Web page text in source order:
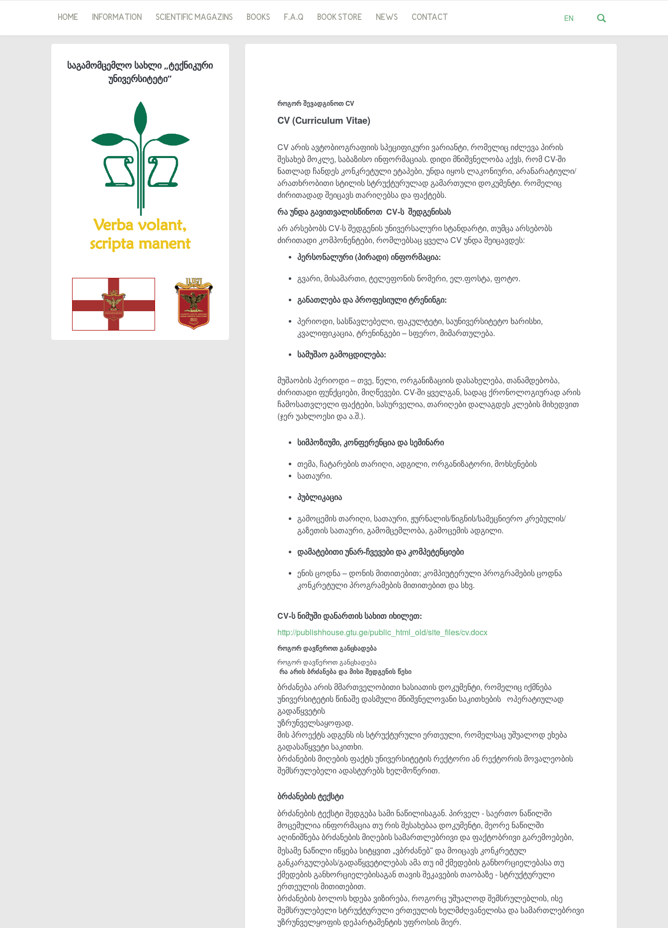
HOME INFORMATION SCIENTIFIC MAGAZINS BOOKS F.A.Q BOOK STORE NEWS CONTACT EN
საგამომცემლო სახლი „ტექნიკური
უნივერსიტეტი“
როგორ შევადგინოთ CV
CV (Curriculum Vitae)
CV არის ავტობიოგრაფიის სპეციფიკური ვარიანტი, რომელიც იძლევა პირის
შესახებ მოკლე, საბაზისო ინფორმაციას. დიდი მნიშვნელობა აქვს, რომ CV-ში
ნათლად ჩანდეს კონკრეტული ეტაპები, უნდა იყოს ლაკონიური, არანარატიული/
არათხრობითი სტილის სტრუქტურულად გამართული დოკუმენტი. რომელიც
ძირითადად შეიცავს თარიღებსა და ფაქტებს.
რაუნდაგავითვალისწინოთCV-ს შედგენისას
არ არსებობს CV-ს შედგენის უნივერსალური სტანდარტი, თუმცა არსებობს
ძირითადი კომპონენტები, რომლებსაც ყველა CV უნდა შეიცავდეს:
პერსონალური (პირადი) ინფორმაცია:
გვარი, მისამართი, ტელეფონის ნომერი, ელ.ფოსტა, ფოტო.
განათლებადაპროფესიულიტრენინგი:
პერიოდი, სასწავლებელი, ფაკულტეტი, საუნივერსიტეტო ხარისხი,
კვალიფიკაცია, ტრენინგები – სფერო, მიმართულება.
სამუშაოგამოცდილება:
მუშაობის პერიოდი – თვე, წელი, ორგანიზაციის დასახელება, თანამდებობა,
ძირითადი ფუნქციები, მიღწევები. CV-ში ყველგან, სადაც ქრონოლოგიურად არის
ჩამოსათვლელი ფაქტები, სასურველია, თარიღები დალაგდეს კლების მიხედვით
(ჯერ უახლოესი და ა.შ.).
სიმპოზიუმი, კონფერენციადა სემინარი
თემა, ჩატარების თარიღი, ადგილი, ორგანიზატორი, მოხსენების
სათაური.
პუბლიკაცია
გამოცემის თარიღი, სათაური, ჟურნალის/წიგნის/სამეცნიერო კრებულის/
გაზეთის სათაური, გამომცემლობა, გამოცემის ადგილი.
დამატებითიუნარ-ჩვევებიდა კომპეტენციები
ენის ცოდნა – დონის მითითებით; კომპიუტერული პროგრამების ცოდნა
კონკრეტული პროგრამების მითითებით და სხვ.
CV-ს ნიმუში დანართის სახით იხილეთ:
http://publishhouse.gtu.ge/public_html_old/site_files/cv.docx
როგორ დავწეროთ განცხადება
როგორ დავწეროთ განცხადება
რა არის ბრძანება და მისი შედგენის წესი
ბრძანება არის მმართველობითი ხასიათის დოკუმენტი, რომელიც იქმნება
უნივერსიტეტის წინაშე დასმული მნიშვნელოვანი საკითხების ოპერატიულად
გადაწყვეტის
უზრუნველსაყოფად.
მის პროექტს ადგენს ის სტრუქტურული ერთეული, რომელსაც უშუალოდ ეხება
გადასაწყვეტი საკითხი.
ბრძანების მიღების ფაქტს უნივერსიტეტის რექტორი ან რექტორის მოვალეობის
შემსრულებელი ადასტურებს ხელმოწერით.
ბრძანების ტექსტი
ბრძანების ტექსტი შედგება სამი ნაწილისაგან. პირველ - საერთო ნაწილში
მოცემულია ინფორმაცია თუ რის შესახებაა დოკუმენტი, მეორე ნაწილში
აღინიშნება ბრძანების მიღების სამართლებრივი და ფაქტობრივი გარემოებები,
მესამე ნაწილი იწყება სიტყვით „ვბრძანებ“და მოიცავს კონკრეტულ
განკარგულებას/გადაწყვეტილებას ამა თუ იმ ქმედების განხორციელებასა თუ
ქმედების განხორციელებისაგან თავის შეკავების თაობაზე - სტრუქტურული
ერთეულის მითითებით.
ბრძანების ბოლოს ხდება ვიზირება, როგორც უშუალოდ შემსრულებლის, ისე
შემსრულებელი სტრუქტურული ერთეულის ხელმძღვანელისა და სამართლებრივი
უზრუნველყოფის დეპარტამენტის უფროსის მიერ.